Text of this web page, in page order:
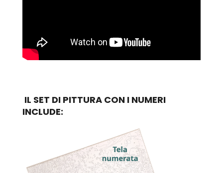
IL SET DI PITTURA CON I NUMERI
INCLUDE: